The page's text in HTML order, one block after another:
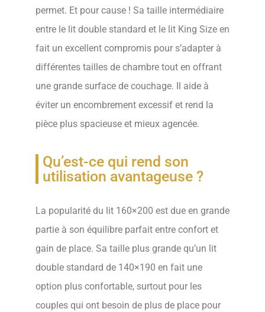
permet. Et pour cause ! Sa taille intermédiaire
entre le lit double standard et le lit King Size en
fait un excellent compromis pour s’adapter à
différentes tailles de chambre tout en offrant
une grande surface de couchage. Il aide à
éviter un encombrement excessif et rend la
pièce plus spacieuse et mieux agencée.
Qu’est-ce qui rend son
utilisation avantageuse ?
La popularité du lit 160×200 est due en grande
partie à son équilibre parfait entre confort et
gain de place. Sa taille plus grande qu’un lit
double standard de 140×190 en fait une
option plus confortable, surtout pour les
couples qui ont besoin de plus de place pour